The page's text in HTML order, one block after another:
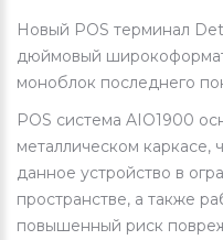
Новый POS терминал
дюймовый
моноблок последнего
POS система AIO1900
металлическом каркасе,
данное устройство в
пространстве, а также
повышенный риск